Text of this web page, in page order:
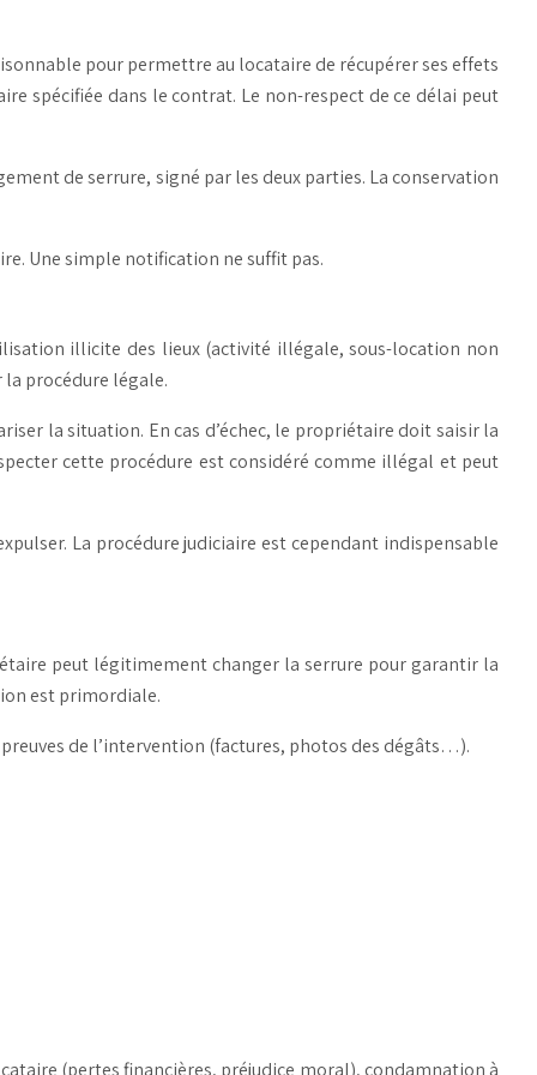
pour permettre au locataire de récupérer ses effets
spécifiée dans le contrat. Le non-respect de ce délai peut
de serrure, signé par les deux parties. La conservation
Une simple notification ne suffit pas.
illicite des lieux (activité illégale, sous-location non
procédure légale.
la situation. En cas d’échec, le propriétaire doit saisir la
cette procédure est considéré comme illégal et peut
La procédure judiciaire est cependant indispensable
peut légitimement changer la serrure pour garantir la
est primordiale.
de l’intervention (factures, photos des dégâts…).
(pertes financières, préjudice moral), condamnation à